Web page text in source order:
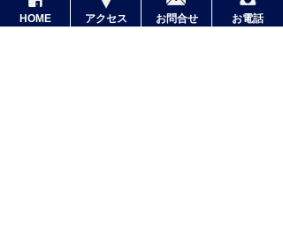
HOME アクセス お問合せ お電話